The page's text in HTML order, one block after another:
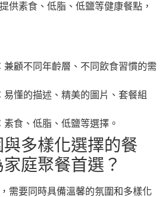
供素食、低脂、低鹽等健康餐點，
兼顧不同年齡層、不同飲食習慣的需
易懂的描述、精美的圖片、套餐組
素食、低脂、低鹽等選擇。
多樣化選擇的餐
庭聚餐首選？
需要同時具備溫馨的氛圍和多樣化